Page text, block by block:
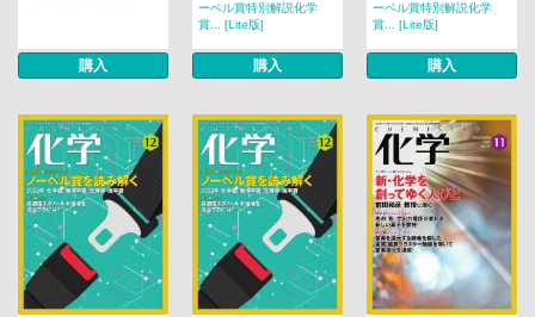
購入
ーベル賞特別解説化学
賞... [Lite版]
購入
ーベル賞特別解説化学
賞... [Lite版]
購入